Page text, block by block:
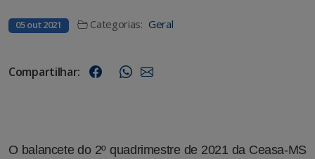
05 out 2021 Categorias: Geral
Compartilhar:
O balancete do 2º quadrimestre de 2021 da Ceasa-MS